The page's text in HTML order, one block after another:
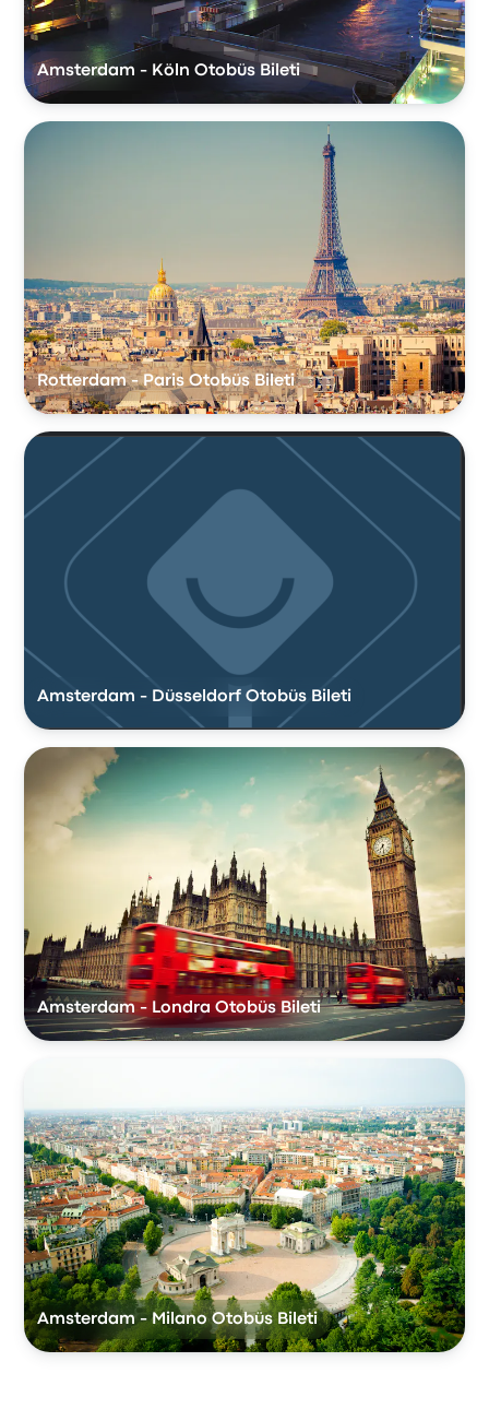
Amsterdam - Köln Otobüs Bileti
Rotterdam - Paris Otobüs Bileti
Amsterdam - Düsseldorf Otobüs Bileti
Amsterdam - Londra Otobüs Bileti
Amsterdam - Milano Otobüs Bileti